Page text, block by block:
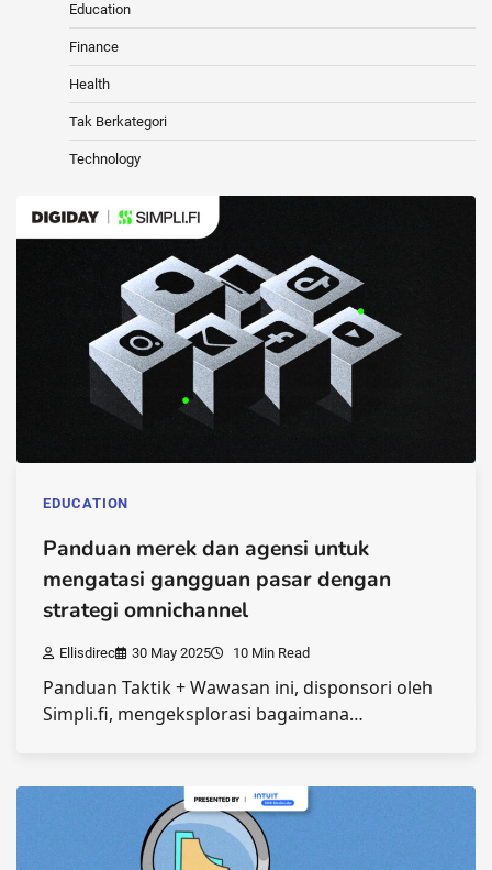
Education
Finance
Health
Tak Berkategori
Technology
EDUCATION
Panduan merek dan agensi untuk
mengatasi gangguan pasar dengan
strategi omnichannel
Ellisdirec 30 May 2025 10 Min Read
Panduan Taktik + Wawasan ini, disponsori oleh
Simpli.fi, mengeksplorasi bagaimana…